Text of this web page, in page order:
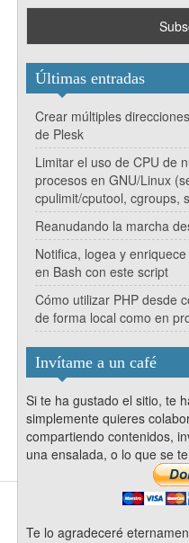
Últimas entradas
Crear múltiples
de Plesk
Limitar el uso de CPU de
procesos en GNU/Linux
cpulimit/cputool, cgroups,
Reanudando la marcha
Notifica, logea y
en Bash con este script
Cómo utilizar PHP desde
de forma local como en
Invítame a un café
Si te ha gustado el sitio, te
simplemente quieres
compartiendo contenidos,
una ensalada, o lo que se
Te lo agradeceré